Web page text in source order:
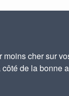
cher sur
de la bonne